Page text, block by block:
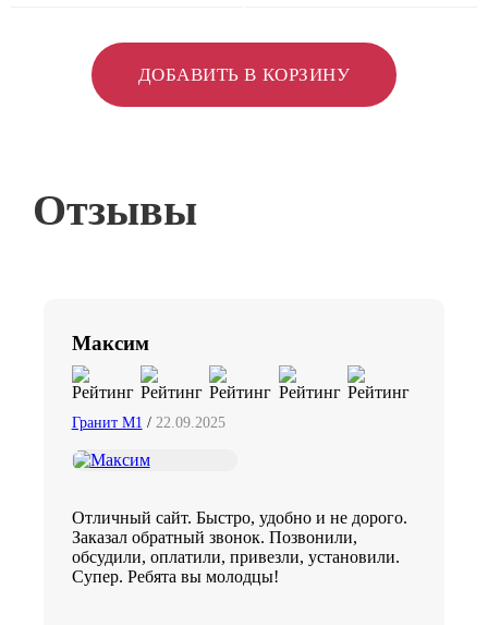
ДОБАВИТЬ В КОРЗИНУ
Отзывы
Максим
Гранит М1 / 22.09.2025
Отличный сайт. Быстро, удобно и не дорого.
Заказал обратный звонок. Позвонили,
обсудили, оплатили, привезли, установили.
Супер. Ребята вы молодцы!